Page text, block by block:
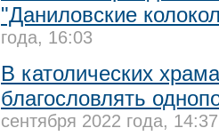
"Даниловские
года, 16:03
В католических
благословлять
сентября 2022 года, 14:37